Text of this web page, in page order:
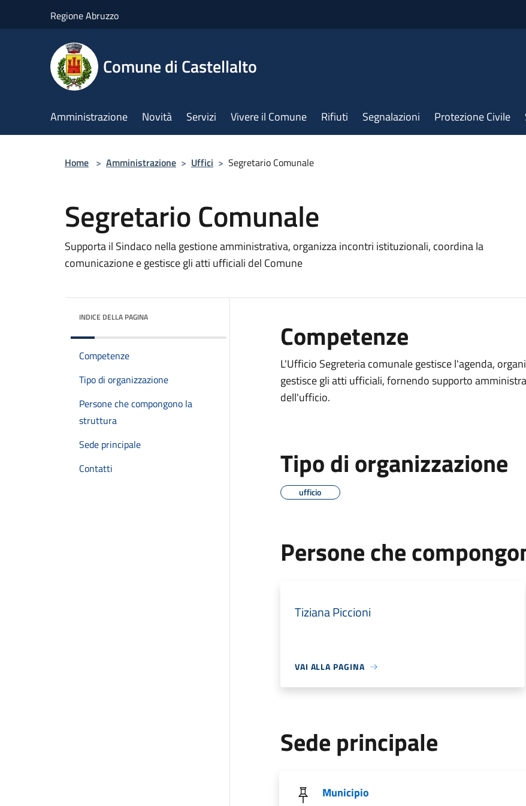
Regione Abruzzo
Comune di Castellalto
Amministrazione Novità Servizi Vivere il Comune Rifiuti Segnalazioni Protezione Civile
Home > Amministrazione > Uffici > Segretario Comunale
Segretario Comunale
Supporta il Sindaco nella gestione amministrativa, organizza incontri istituzionali, coordina la
comunicazione e gestisce gli atti ufficiali del Comune
INDICE DELLA PAGINA
Competenze
Tipo di organizzazione
Persone che compongono la
struttura
Sede principale
Contatti
Competenze
L'Ufficio Segreteria comunale gestisce l'agenda,
gestisce gli atti ufficiali, fornendo supporto
dell'ufficio.
Tipo di organizzazione
ufficio
Persone che
Tiziana Piccioni
VAI ALLA PAGINA
Sede principale
Municipio